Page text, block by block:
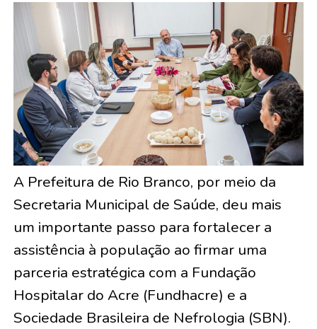
A Prefeitura de Rio Branco, por meio da
Secretaria Municipal de Saúde, deu mais
um importante passo para fortalecer a
assistência à população ao firmar uma
parceria estratégica com a Fundação
Hospitalar do Acre (Fundhacre) e a
Sociedade Brasileira de Nefrologia (SBN).